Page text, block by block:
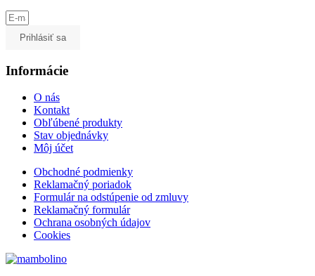
Prihlásiť sa
Informácie
O nás
Kontakt
Obľúbené produkty
Stav objednávky
Môj účet
Obchodné podmienky
Reklamačný poriadok
Formulár na odstúpenie od zmluvy
Reklamačný formulár
Ochrana osobných údajov
Cookies